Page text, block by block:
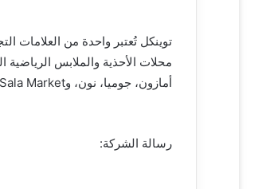
توينكل تُعتبر واحدة من العلامات
محلات الأحذية والملابس
أمازون، جوميا، نون، وSala Market، مما يجعل الوصول إلى منتجاتها أكثر سهولة للعملاء في مصر.
رسالة الشركة: